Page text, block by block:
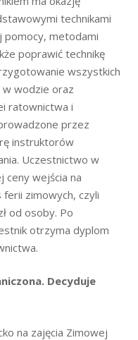
technikami
pomocy, metodami
poprawić technikę
wszystkich
w wodzie oraz
ratownictwa i
przez
instruktorów
Uczestnictwo w
ceny wejścia na
ferii zimowych, czyli
od osoby. Po
otrzyma dyplom
Decyduje
na zajęcia Zimowej